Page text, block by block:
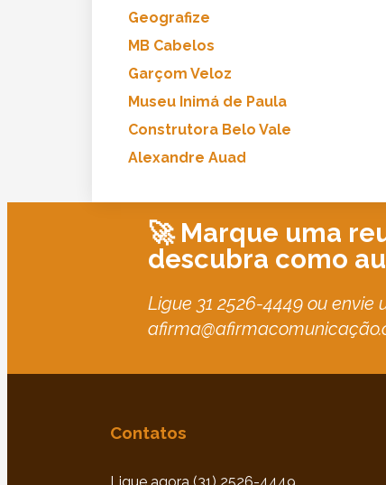
Geografize
MB Cabelos
Garçom Veloz
Museu Inimá de Paula
Construtora Belo Vale
Alexandre Auad
🚀 Marque uma
descubra como
Ligue 31 2526-4449 ou
Contatos